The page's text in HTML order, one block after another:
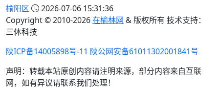
榆阳区
2026-07-06 15:31:36
Copyright © 2010-2026在榆林网 & 版权所有 技术支持：
三体科技
陕ICP备14005898号-11 陕公网安备61011302001841号
声明：转载本站原创内容请注明来源，部分内容来自互联
网，如有异议请联系我们处理！